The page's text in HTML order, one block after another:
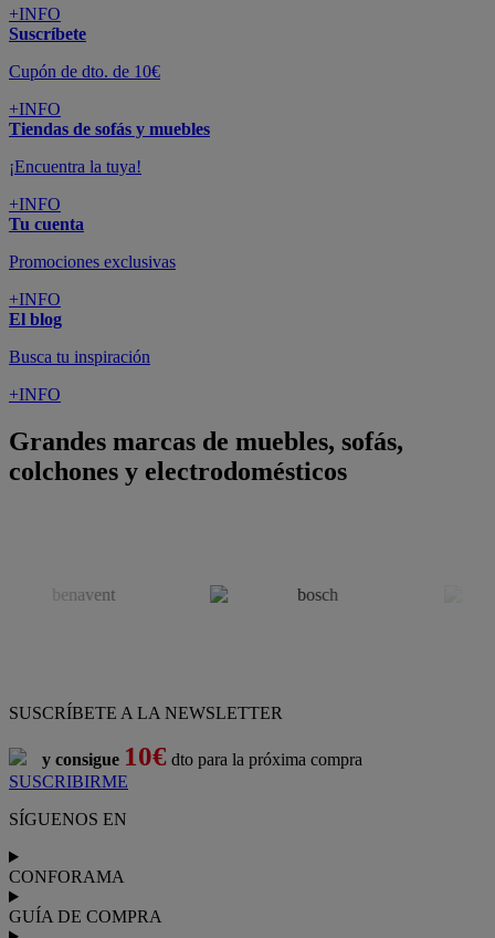
+INFO
Suscríbete
Cupón de dto. de 10€
+INFO
Tiendas de sofás y muebles
¡Encuentra la tuya!
+INFO
Tu cuenta
Promociones exclusivas
+INFO
El blog
Busca tu inspiración
+INFO
Grandes marcas de muebles, sofás,
colchones y electrodomésticos
SUSCRÍBETE A LA NEWSLETTER
y consigue 10€ dto para la próxima compra
SUSCRIBIRME
SÍGUENOS EN
CONFORAMA
GUÍA DE COMPRA